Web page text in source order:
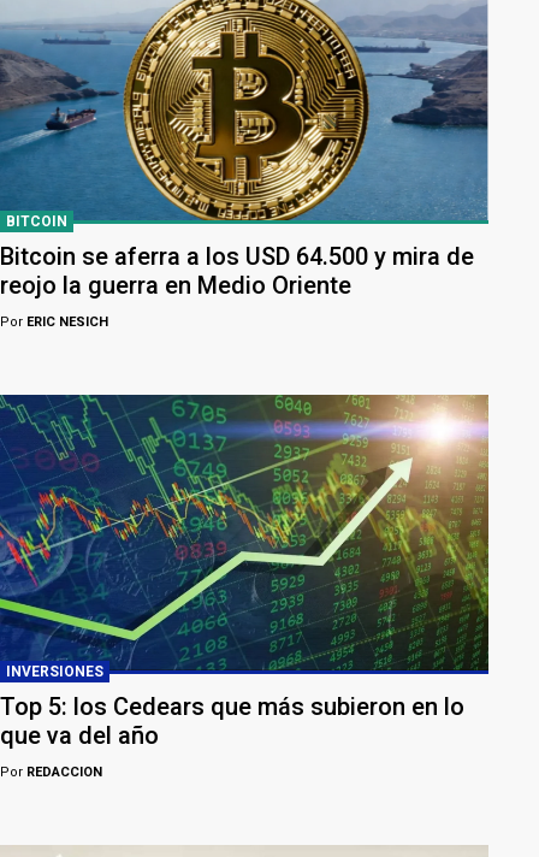
BITCOIN
Bitcoin se aferra a los USD 64.500 y mira de
reojo la guerra en Medio Oriente
Por ERIC NESICH
INVERSIONES
Top 5: los Cedears que más subieron en lo
que va del año
Por REDACCION